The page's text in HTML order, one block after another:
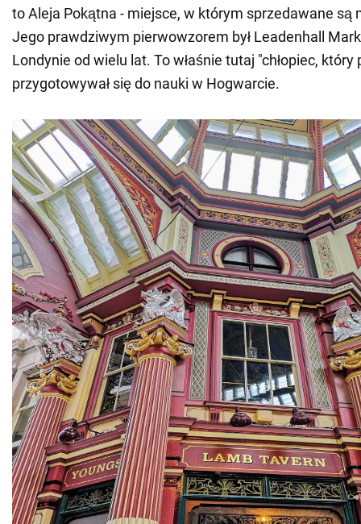
to Aleja Pokątna - miejsce, w którym sprzedawane są
Jego prawdziwym pierwowzorem był Leadenhall
Londynie od wielu lat. To właśnie tutaj "chłopiec, który
przygotowywał się do nauki w Hogwarcie.